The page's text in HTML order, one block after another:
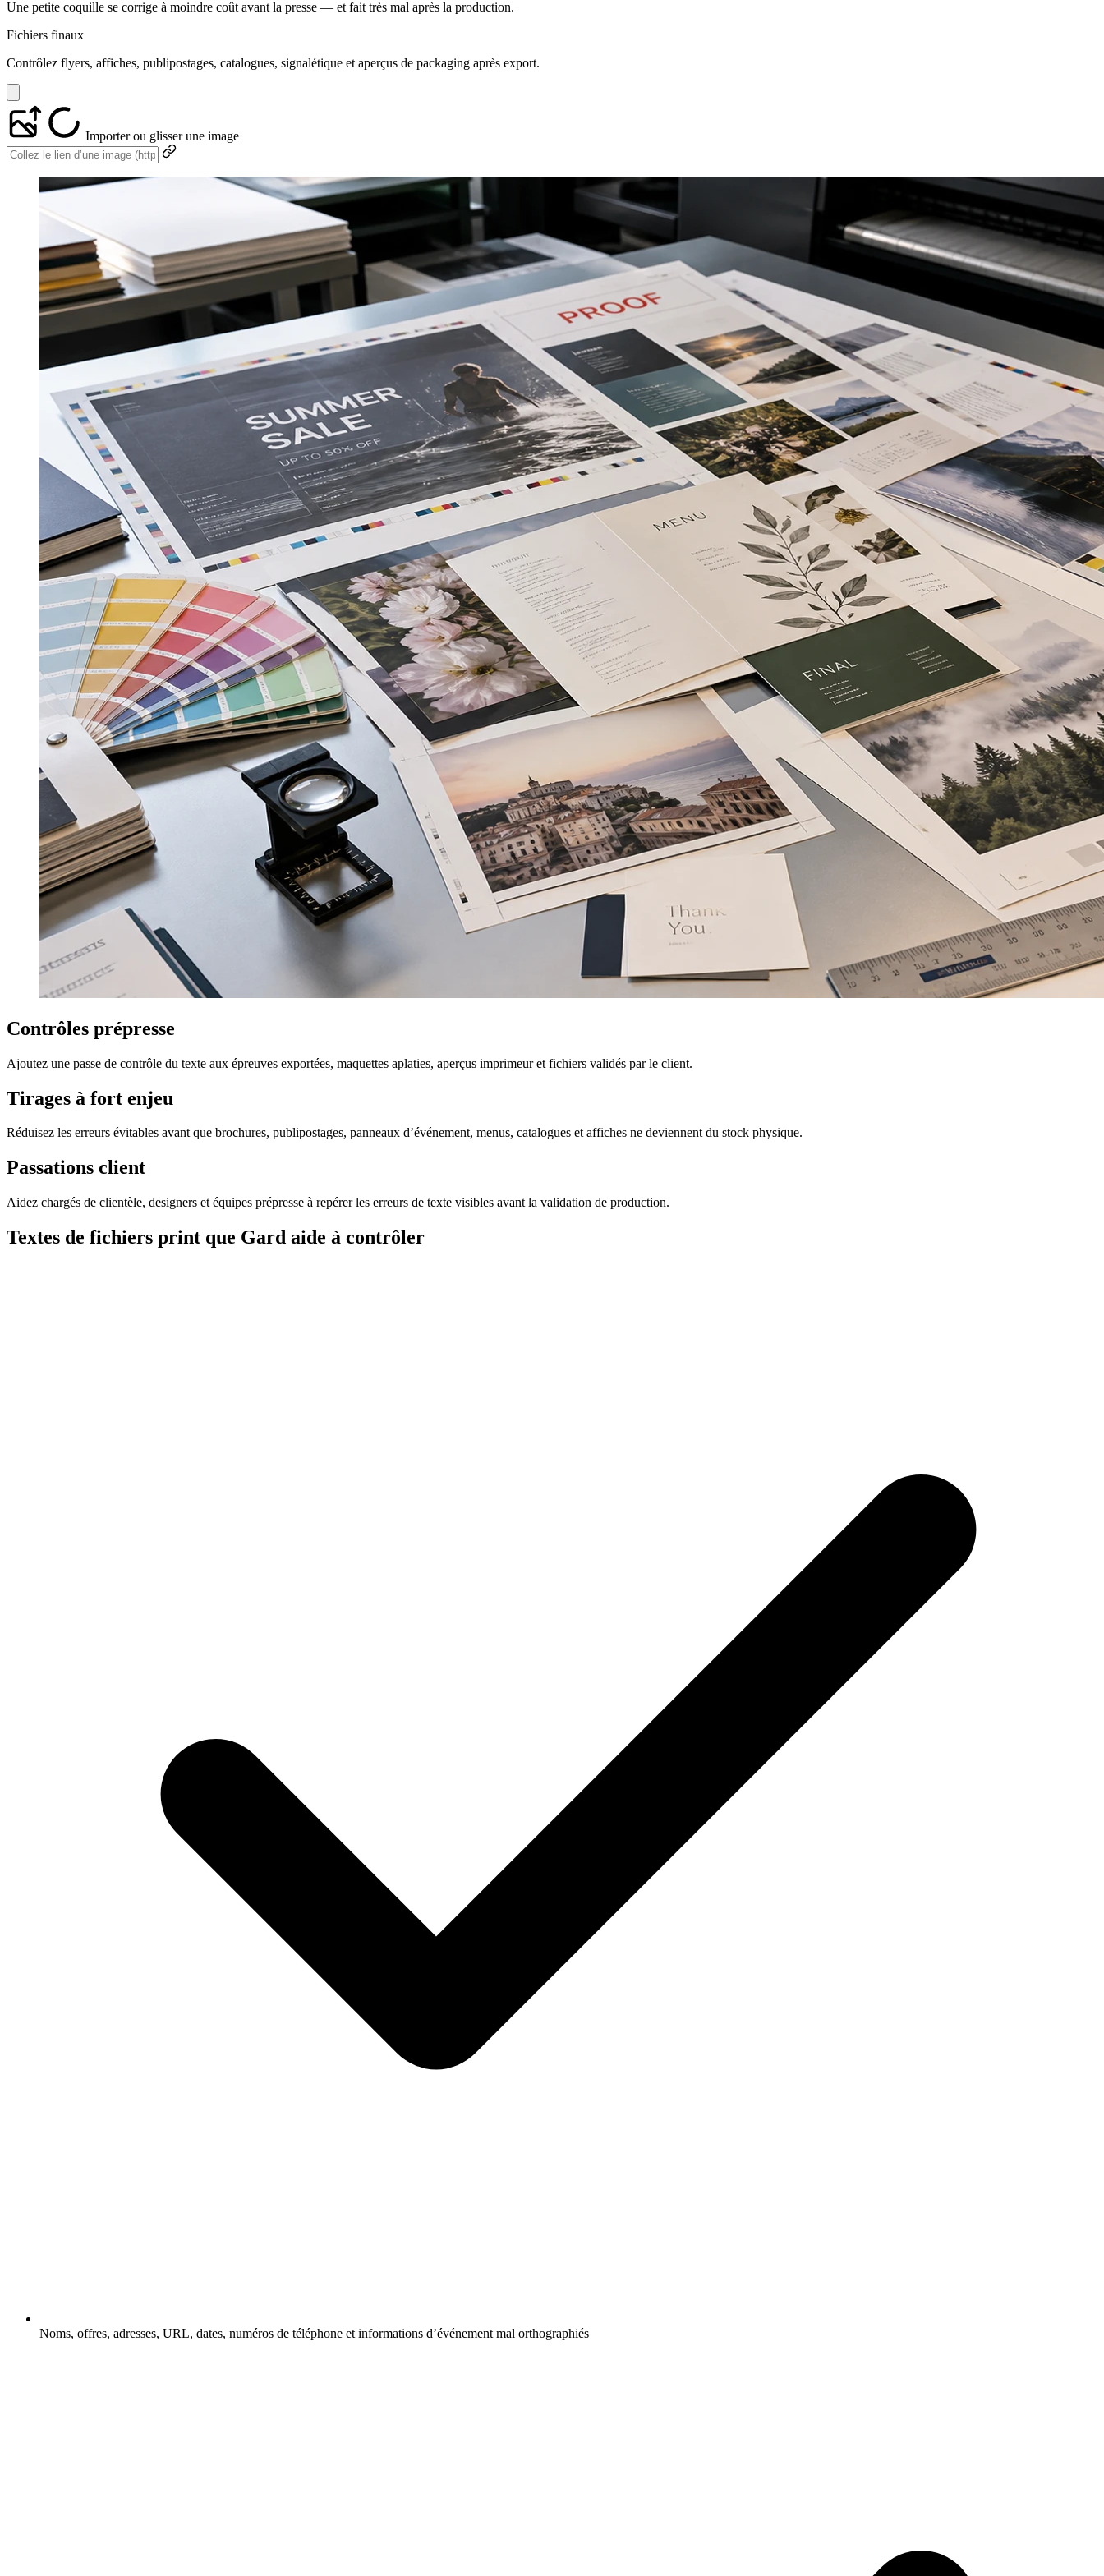
Une petite coquille se corrige à moindre coût avant la presse — et fait très mal après la production.
Fichiers finaux
Contrôlez flyers, affiches, publipostages, catalogues, signalétique et aperçus de packaging après export.
Importer ou glisser une image
Contrôles prépresse
Ajoutez une passe de contrôle du texte aux épreuves exportées, maquettes aplaties, aperçus imprimeur et fichiers validés par le client.
Tirages à fort enjeu
Réduisez les erreurs évitables avant que brochures, publipostages, panneaux d’événement, menus, catalogues et affiches ne deviennent du stock physique.
Passations client
Aidez chargés de clientèle, designers et équipes prépresse à repérer les erreurs de texte visibles avant la validation de production.
Textes de fichiers print que Gard aide à contrôler
Noms, offres, adresses, URL, dates, numéros de téléphone et informations d’événement mal orthographiés